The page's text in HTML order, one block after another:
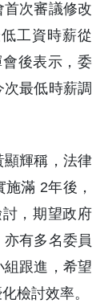
次審議修改
工資時薪從
後表示，委
最低時薪調
顯輝稱，法律
滿 2年後，
，期望政府
有多名委員
跟進，希望
檢討效率。